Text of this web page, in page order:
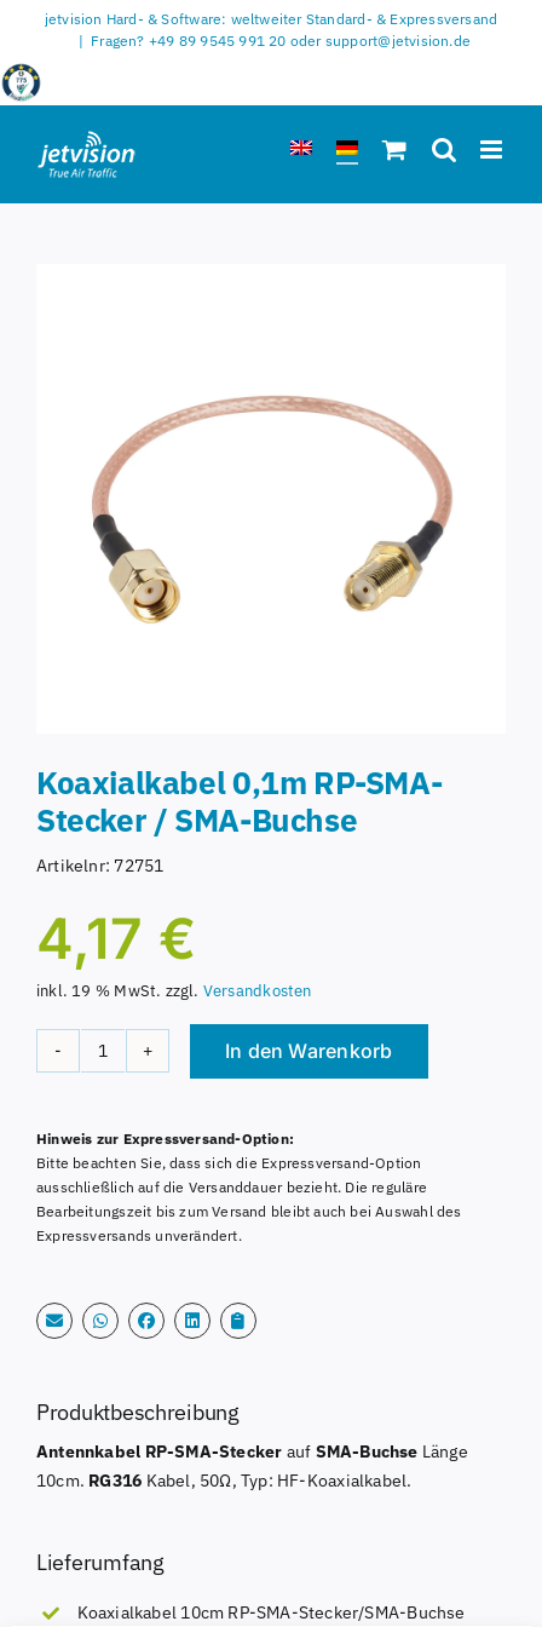
springen
jetvision Hard- & Software: weltweiter Standard- & Expressversand
| Fragen? +49 89 9545 991 20 oder support@jetvision.de
Koaxialkabel 0,1m RP-SMA-
Stecker / SMA-Buchse
Artikelnr: 72751
4,17 €
inkl. 19 % MwSt. zzgl. Versandkosten
Koaxialkabel
SMA-
Stecker
/
SMA-
In den Warenkorb
Hinweis zur Expressversand-Option:
Bitte beachten Sie, dass sich die Expressversand-Option
ausschließlich auf die Versanddauer bezieht. Die reguläre
Bearbeitungszeit bis zum Versand bleibt auch bei Auswahl des
Expressversands unverändert.
Produktbeschreibung
Antennkabel RP-SMA-Stecker auf SMA-Buchse Länge
10cm. RG316 Kabel, 50Ω, Typ: HF-Koaxialkabel.
Lieferumfang
Koaxialkabel 10cm RP-SMA-Stecker/SMA-Buchse